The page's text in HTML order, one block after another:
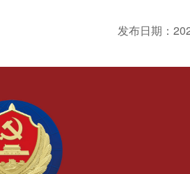
发布日期：